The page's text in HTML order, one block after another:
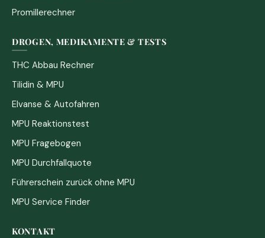
Promillerechner
DROGEN, MEDIKAMENTE & TESTS
THC Abbau Rechner
Tilidin & MPU
Elvanse & Autofahren
MPU Reaktionstest
MPU Fragebogen
MPU Durchfallquote
Führerschein zurück ohne MPU
MPU Service Finder
KONTAKT